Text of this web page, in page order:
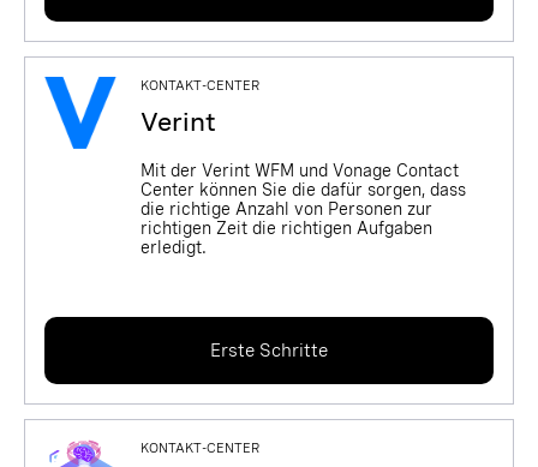
KONTAKT-CENTER
Verint
Mit der Verint WFM und Vonage Contact
Center können Sie die dafür sorgen, dass
die richtige Anzahl von Personen zur
richtigen Zeit die richtigen Aufgaben
erledigt.
Erste Schritte
KONTAKT-CENTER